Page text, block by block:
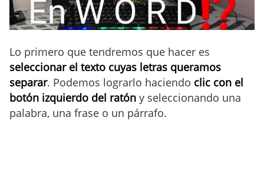
Lo primero que tendremos que hacer es
seleccionar el texto cuyas letras queramos
separar. Podemos lograrlo haciendo clic con el
botón izquierdo del ratón y seleccionando una
palabra, una frase o un párrafo.